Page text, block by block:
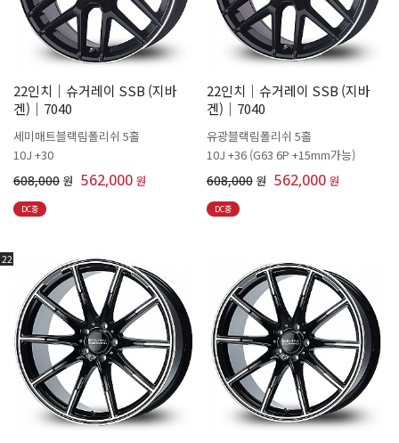
22인치│슈거레이 SSB (지바
겐)│7040
세미매트블랙림폴리쉬 5홀
10J +30
608,000 원 562,000 원
DC중
22인치│슈거레이 SSB (지바
겐)│7040
유광블랙림폴리쉬 5홀
10J +36 (G63 6P +15mm가능)
608,000 원 562,000 원
DC중
22